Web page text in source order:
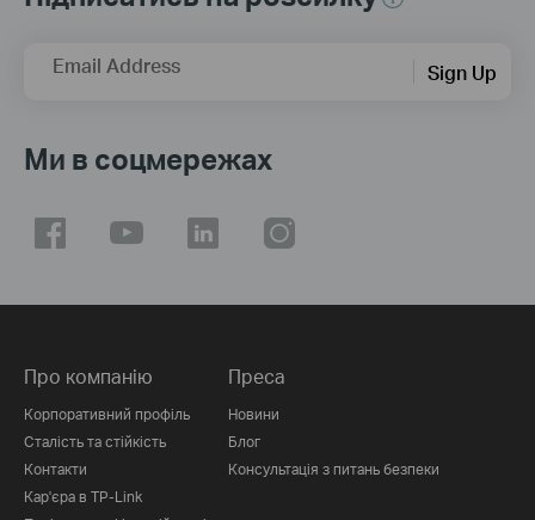
Email Address Sign Up
Ми в соцмережах
Про компанію
Корпоративний профіль
Сталість та стійкість
Контакти
Кар'єра в TP-Link
Преса
Новини
Блог
Консультація з питань безпеки